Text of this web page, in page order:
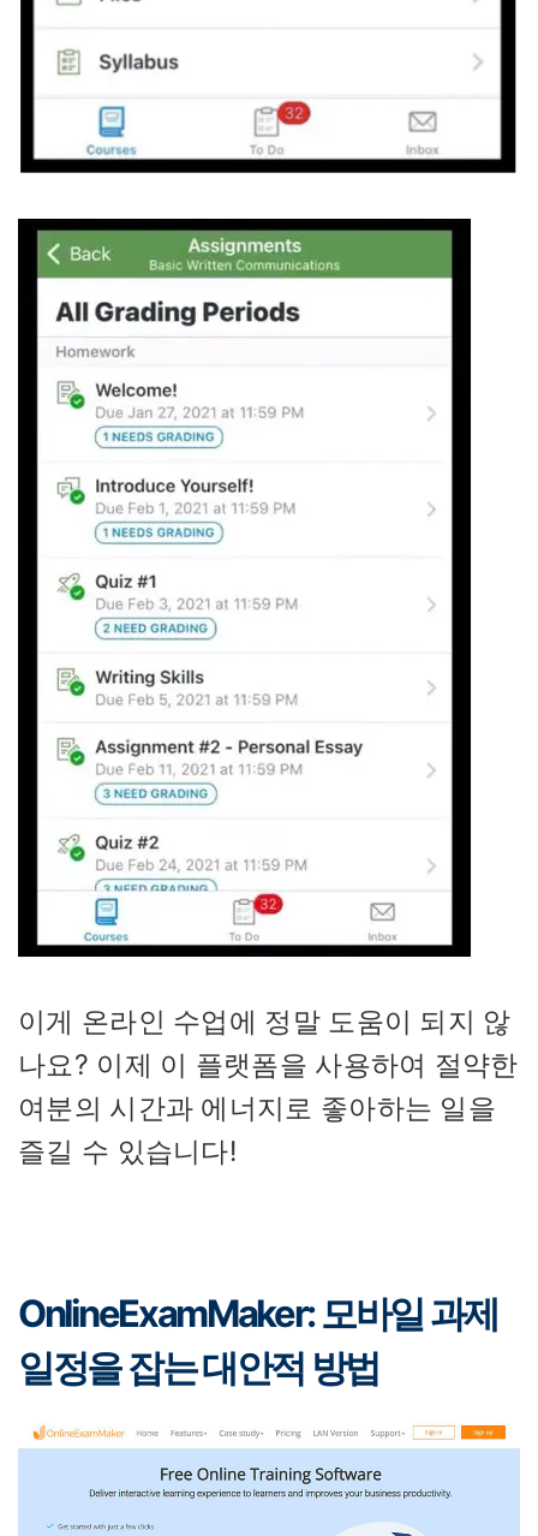
이게 온라인 수업에 정말 도움이 되지 않
나요? 이제 이 플랫폼을 사용하여 절약한
여분의 시간과 에너지로 좋아하는 일을
즐길 수 있습니다!
OnlineExamMaker: 모바일 과제
일정을 잡는 대안적 방법